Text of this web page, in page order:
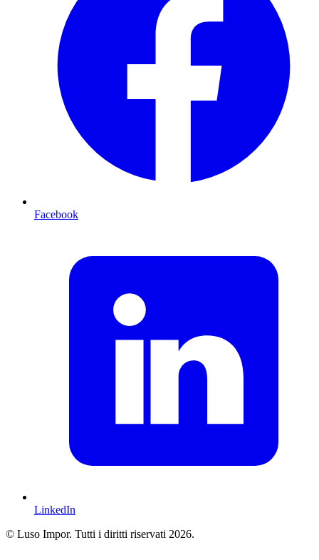
Facebook
LinkedIn
© Luso Impor. Tutti i diritti riservati 2026.